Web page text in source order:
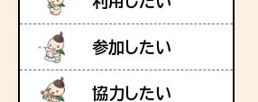
参加したい
協力したい